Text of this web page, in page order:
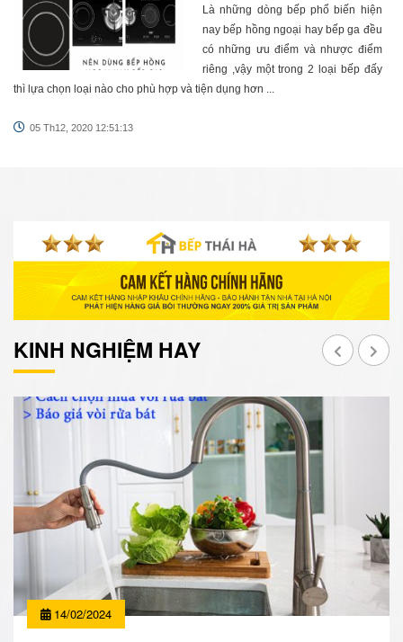
Là những dòng bếp phổ biến hiện
nay bếp hồng ngoại hay bếp ga đều
có những ưu điểm và nhược điểm
riêng ,vậy một trong 2 loại bếp đấy
thì lựa chọn loại nào cho phù hợp và tiện dụng hơn ...
05 Th12, 2020 12:51:13
KINH NGHIỆM HAY
14/02/2024